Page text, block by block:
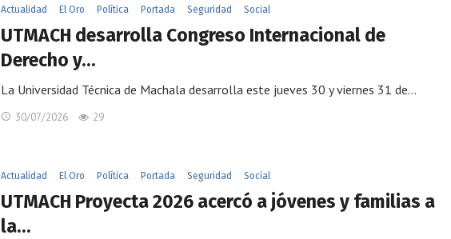
Actualidad El Oro Política Portada Seguridad Social
UTMACH desarrolla Congreso Internacional de
Derecho y…
La Universidad Técnica de Machala desarrolla este jueves 30 y viernes 31 de…
30/07/2026 29
Actualidad El Oro Política Portada Seguridad Social
UTMACH Proyecta 2026 acercó a jóvenes y familias a
la…